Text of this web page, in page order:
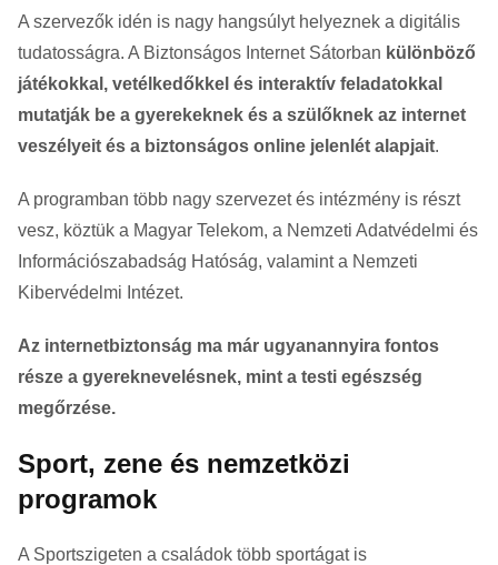
A szervezők idén is nagy hangsúlyt helyeznek a digitális
tudatosságra. A Biztonságos Internet Sátorban különböző
játékokkal, vetélkedőkkel és interaktív feladatokkal
mutatják be a gyerekeknek és a szülőknek az internet
veszélyeit és a biztonságos online jelenlét alapjait.
A programban több nagy szervezet és intézmény is részt
vesz, köztük a Magyar Telekom, a Nemzeti Adatvédelmi és
Információszabadság Hatóság, valamint a Nemzeti
Kibervédelmi Intézet.
Az internetbiztonság ma már ugyanannyira fontos
része a gyereknevelésnek, mint a testi egészség
megőrzése.
Sport, zene és nemzetközi
programok
A Sportszigeten a családok több sportágat is